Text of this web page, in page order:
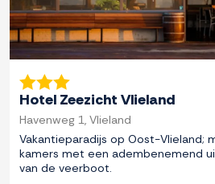
Hotel Zeezicht Vlieland
Havenweg 1, Vlieland
Vakantieparadijs op Oost-Vlieland;
kamers met een adembenemend
van de veerboot.